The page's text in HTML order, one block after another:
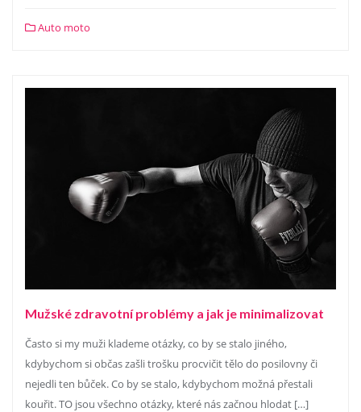
Auto moto
Mužské zdravotní problémy a jak je minimalizovat
Často si my muži klademe otázky, co by se stalo jiného,
kdybychom si občas zašli trošku procvičit tělo do posilovny či
nejedli ten bůček. Co by se stalo, kdybychom možná přestali
kouřit. TO jsou všechno otázky, které nás začnou hlodat […]